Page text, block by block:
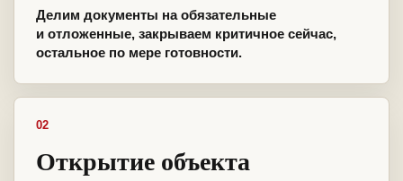
Делим документы на обязательные
и отложенные, закрываем критичное сейчас,
остальное по мере готовности.
02
Открытие объекта